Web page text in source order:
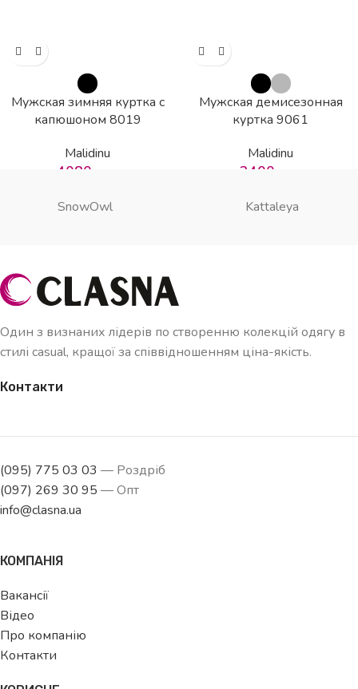
Мужская зимняя куртка с
капюшоном 8019
Malidinu
4080
Мужская демисезонная
куртка 9061
Malidinu
3400
SnowOwl Kattaleya
Один з визнаних лідерів по створенню колекцій одягу в
стилі casual, кращої за співвідношенням ціна-якість.
Контакти
(095) 775 03 03 — Роздріб
(097) 269 30 95 — Опт
info@clasna.ua
КОМПАНІЯ
Вакансії
Відео
Про компанію
Контакти